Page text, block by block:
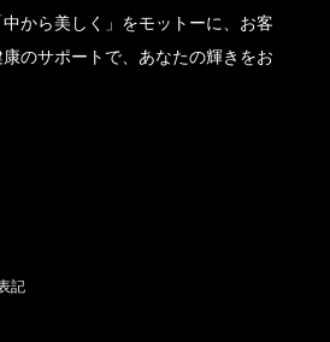
から美しく」をモットーに、お客
のサポートで、あなたの輝きをお
記